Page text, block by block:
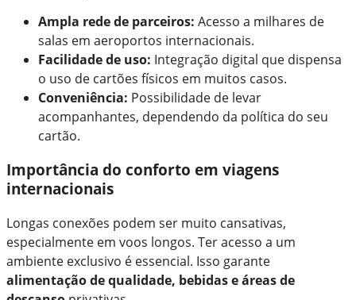
Ampla rede de parceiros: Acesso a milhares de
salas em aeroportos internacionais.
Facilidade de uso: Integração digital que dispensa
o uso de cartões físicos em muitos casos.
Conveniência: Possibilidade de levar
acompanhantes, dependendo da política do seu
cartão.
Importância do conforto em viagens
internacionais
Longas conexões podem ser muito cansativas,
especialmente em voos longos. Ter acesso a um
ambiente exclusivo é essencial. Isso garante
alimentação de qualidade, bebidas e áreas de